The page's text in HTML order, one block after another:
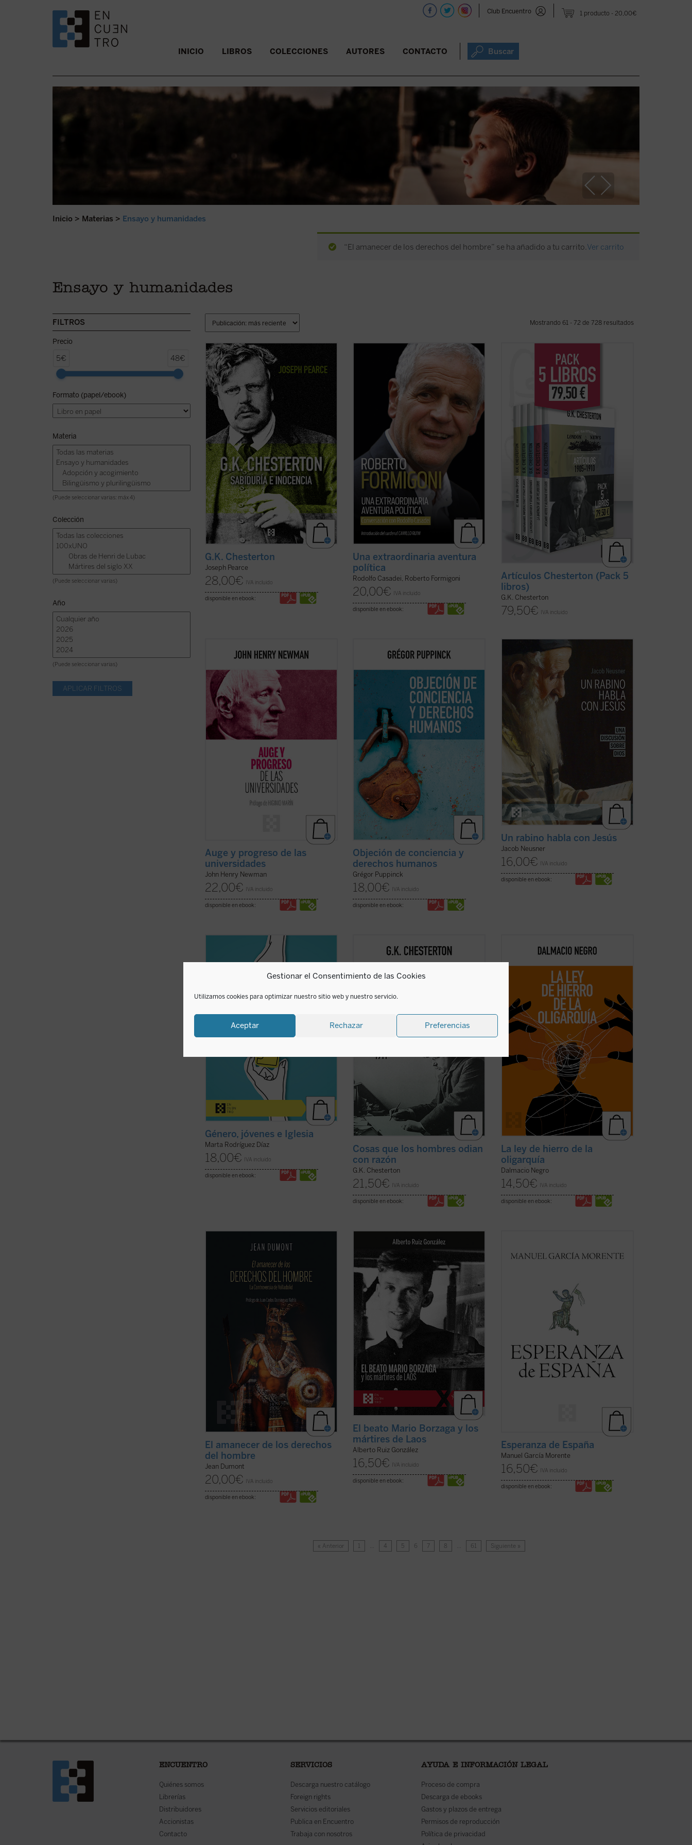
Gestionar el Consentimiento de las Cookies
Utilizamos cookies para optimizar nuestro sitio web y nuestro servicio.
Aceptar Rechazar Preferencias
1 producto 20,00€
Club Encuentro
SALTAR AL CONTENIDO. INICIO LIBROS COLECCIONES AUTORES CONTACTO Buscar
Inicio > Materias > Ensayo y humanidades
“El amanecer de los derechos del hombre” se ha añadido a tu carrito. Ver carrito
Ensayo y humanidades
FILTROS
Precio
5€ 48€
Formato (papel/ebook)
Materia
(Puede seleccionar varias: máx 4)
Colección
(Puede seleccionar varias)
Año
(Puede seleccionar varias)
Mostrando 61 - 72 de 728 resultados
Edición 150 aniversario del nacimiento de
Chesterton.
«Pearce consigue que la vida de
Chesterton fluya con pulso de novela (...)
LeerG.K. Chesterton. Sabiduría e
inocenciaes altamente recomendable,
salvo que uno prefiera pasar ...
G.K. Chesterton
Joseph Pearce
28,00€ IVA incluido
disponible en ebook:
Este libro relata sesenta años de historia
de Italia, vividos y vistos a través de los
ojos de un joven político extraordinario
de la región de Lombardía. No es solo la
historia de un individuo, sino también la
historia de un pueblo ...(ver ficha)
Una extraordinaria aventura
política
Rodolfo Casadei, Roberto Formigoni
20,00€ IVA incluido
disponible en ebook:
G.K. Chesterton fue uno de los escritores
más importantes del siglo XX. Publicó
una extensa colección de libros, ensayos
y artículos, poemas, obras de teatro,
novelas y cuentos que incluyen su
famosa serie sobre el padre Brown. Se
(ver ficha)
Artículos Chesterton (Pack 5
libros)
G.K. Chesterton
79,50€ IVA incluido
Hábilmente escrito y muy diáfano, el libro
los editores, la propuesta de Newman
como una invitación a la reflexión sobre
el ser y misión de la universidad que no
olvide las raíces que la sustentan....
ficha)
Auge y progreso de las
universidades
John Henry Newman
22,00€ IVA incluido
disponible en ebook:
El derecho a la objeción de conciencia se
cláusula de conciencia de los médicos, de
la negativa a vacunarse o de cualquier
otra práctica que choque contra las
convicciones de algunas personas. Este
libro ...(ver ficha)
Objeción de conciencia y
derechos humanos
Grégor Puppinck
18,00€ IVA incluido
disponible en ebook:
Imagínate transportado dos mil años
atrás, a Galilea, justo en el momento en
que Jesús pronuncia su Sermón de la
Montaña. Después de escucharle,
¿abandonarías tus convicciones
religiosas y tu ideología para seguirle, o
te aferrarías a ...
(ver ficha)
Un rabino habla con Jesús
Jacob Neusner
16,00€ IVA incluido
disponible en ebook:
Alrededor del género se ha abierto una
enorme brecha que separa a padres e
entienda y se escuche. En las familias es
acogidos y los padres se frustran ante
Género, jóvenes e Iglesia
Marta Rodríguez Díaz
18,00€ IVA incluido
disponible en ebook:
Coincidiendo ahora con el 150
contiene ensayos dedicados a la Navidad,
otros temas habituales y nombres tan
Cosas que los hombres odian
con razón
G.K. Chesterton
21,50€ IVA incluido
disponible en ebook:
Este ensayo, en el que se combina un
política occidental con una aguda
interpretación de la realidad actual, nos
ayuda a recuperar un modo realista de
ver el fenómeno político, muy pegado a
los hechos ...
(ver ficha)
La ley de hierro de la
oligarquía
Dalmacio Negro
14,50€ IVA incluido
disponible en ebook:
En 1550 comenzó un espectáculo insólito
historia, un emperador paraliza la
expansión de su imperio para suscitar un
debate: ¿es conforme a la justicia la
civilización y conversión de los indios del
(ver ficha)
El amanecer de los derechos
del hombre
Jean Dumont
20,00€ IVA incluido
disponible en ebook:
Mario Borzaga, natural de Trento, había
llegado a Laos en 1957, recién ordenado
sacerdote. Fue martirizado poco
después, en 1960, a sus 27 años. Escribió
un precioso diario que da voz a su
vocación de misionero oblato, que
ilumina la ...
(ver ficha)
El beato Mario Borzaga y los
mártires de Laos
Alberto Ruiz González
16,50€ IVA incluido
disponible en ebook:
conferencias de Manuel García Morente
intelectual de su autor. La lectura de ...
Esperanza de España
Manuel García Morente
16,50€ IVA incluido
disponible en ebook:
« Anterior 1 4 5 6 7 8 61 Siguiente »
ENCUENTRO
Quiénes somos
Librerías
Distribuidores
Accionistas
Contacto
SERVICIOS
Descarga nuestro catálogo
Foreign rights
Servicios editoriales
Publica en Encuentro
Trabaja con nosotros
AYUDA E INFORMACIÓN LEGAL
Proceso de compra
Descarga de ebooks
Gastos y plazos de entrega
Permisos de reproducción
Política de privacidad